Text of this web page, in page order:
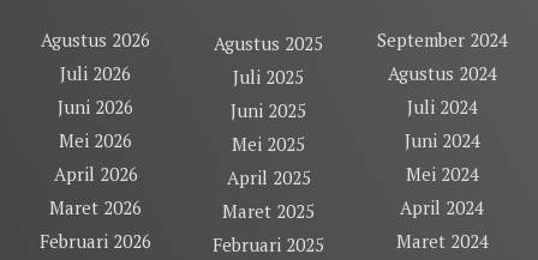
Agustus 2026
Juli 2026
Juni 2026
Mei 2026
April 2026
Maret 2026
Februari 2026
Agustus 2025
Juli 2025
Juni 2025
Mei 2025
April 2025
Maret 2025
Februari 2025
September 2024
Agustus 2024
Juli 2024
Juni 2024
Mei 2024
April 2024
Maret 2024